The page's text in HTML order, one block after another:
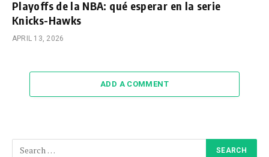
Playoffs de la NBA: qué esperar en la serie
Knicks-Hawks
APRIL 13, 2026
ADD A COMMENT